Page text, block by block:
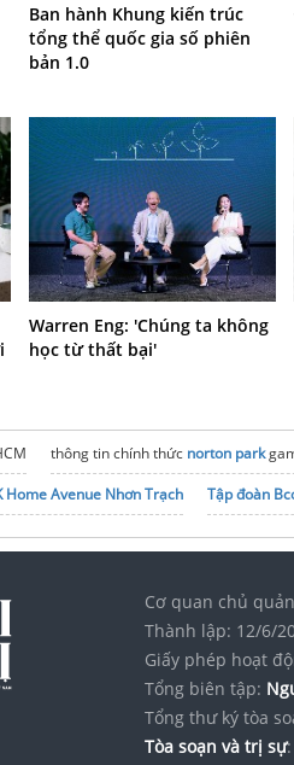
Ban hành Khung kiến trúc
tổng thể quốc gia số phiên
bản 1.0
Warren Eng: 'Chúng ta không
học từ thất bại'
thông tin chính thức norton park
Home Avenue Nhơn Trạch Tập đoàn
Cơ quan chủ
Thành lập: 12/6/
Giấy phép hoạt
Tổng biên tập:
Tổng thư ký tòa
Tòa soạn và trị sự